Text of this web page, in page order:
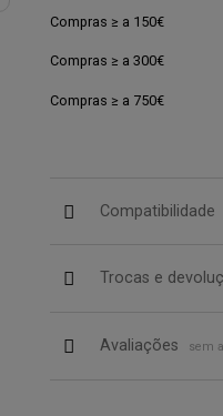
Compras ≥ a 150€
Compras ≥ a 300€
Compras ≥ a 750€
Compatibilidade
Trocas e
Avaliações sem